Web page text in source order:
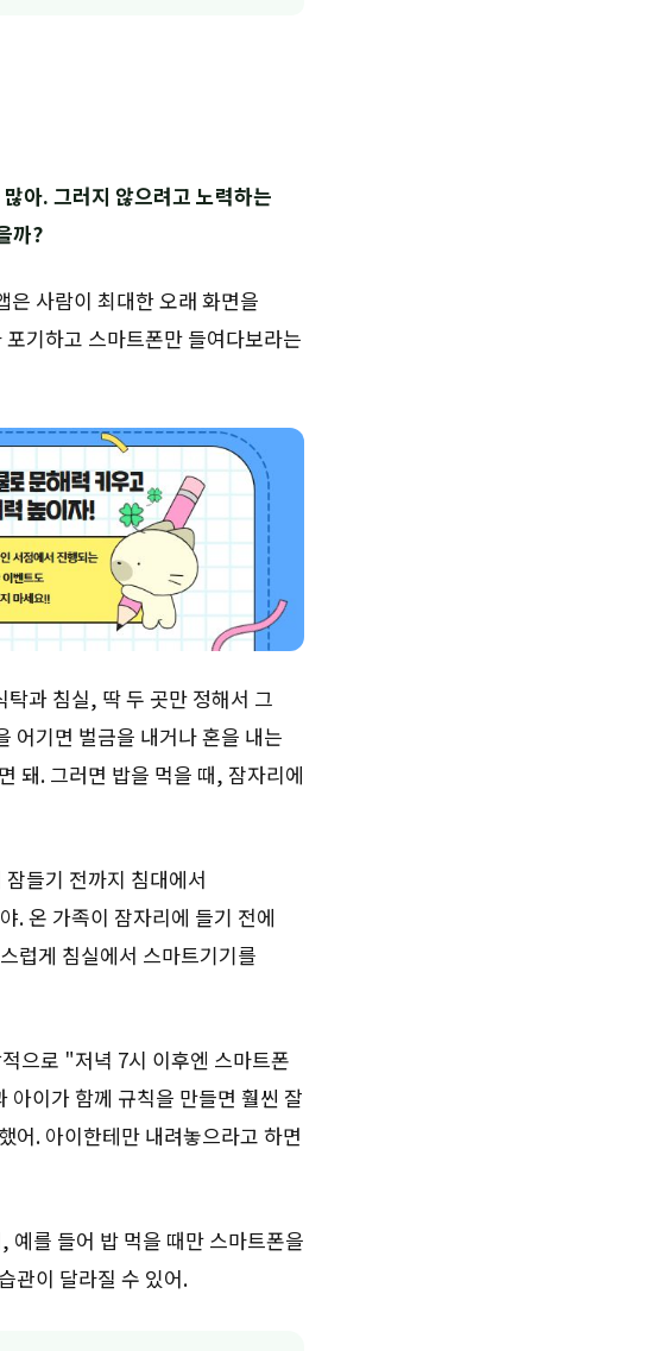
아. 그러지 않으려고 노력하는
까?
은 사람이 최대한 오래 화면을
기하고 스마트폰만 들여다보라는
과 침실, 딱 두 곳만 정해서 그
어기면 벌금을 내거나 혼을 내는
돼. 그러면 밥을 먹을 때, 잠자리에
들기 전까지 침대에서
. 온 가족이 잠자리에 들기 전에
럽게 침실에서 스마트기기를
으로 "저녁 7시 이후엔 스마트폰
이가 함께 규칙을 만들면 훨씬 잘
어. 아이한테만 내려놓으라고 하면
예를 들어 밥 먹을 때만 스마트폰을
관이 달라질 수 있어.